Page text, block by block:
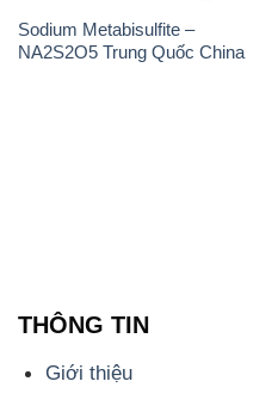
Sodium Metabisulfite –
NA2S2O5 Trung Quốc China
THÔNG TIN
Giới thiệu